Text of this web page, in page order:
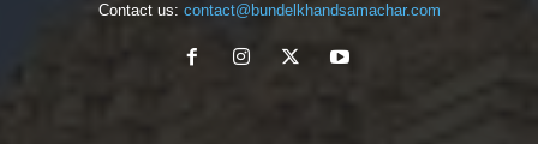
Contact us: contact@bundelkhandsamachar.com